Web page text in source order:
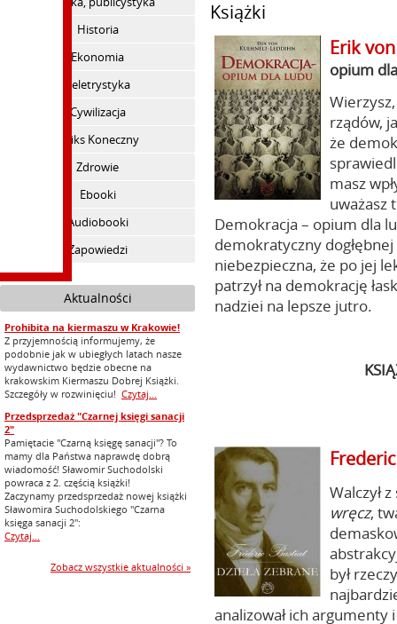
Historia
Ekonomia
Beletrystyka
Cywilizacja
Feliks Koneczny
Zdrowie
Ebooki
Audiobooki
Zapowiedzi
Aktualności
Prohibita na kiermaszu w Krakowie!
Z przyjemnością informujemy, że
podobnie jak w ubiegłych latach nasze
wydawnictwo będzie obecne na
krakowskim Kiermaszu Dobrej Książki.
Szczegóły w rozwinięciu! Czytaj...
Przedsprzedaż "Czarnej księgi sanacji
2"
Pamiętacie "Czarną księgę sanacji"? To
mamy dla Państwa naprawdę dobrą
wiadomość! Sławomir Suchodolski
powraca z 2. częścią książki!
Zaczynamy przedsprzedaż nowej książki
Sławomira Suchodolskiego "Czarna
księga sanacji 2":
Czytaj...
Zobacz wszystkie aktualności »
Książki
Erik
opium
rządów,
że
masz
uważasz
Demokracja – opium dla
demokratyczny
niebezpieczna, że po jej
patrzył na demokrację
nadziei na lepsze jutro.
Walczył
wręcz,
był
analizował ich